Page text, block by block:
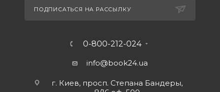
ПОДПИСАТЬСЯ НА РАССЫЛКУ
0-800-212-024
info@book24.ua
г. Киев, просп. Степана Бандеры,